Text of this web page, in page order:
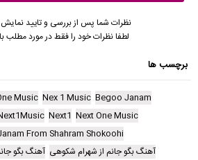
نظرات شما پس از بررسی و تایید
لطفا نظرات خود را فقط در مورد مطلب
برچسب ها
Begoo Janam
Nex 1 Music
Music
Next One Music
Next1
From Shahram Shokoohi
آهنگ بگو جانم از شهرام شکوهی آهنگ بگو